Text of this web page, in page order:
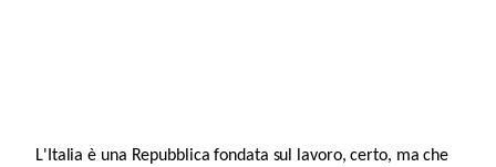
L'Italia è una Repubblica fondata sul lavoro, certo, ma che